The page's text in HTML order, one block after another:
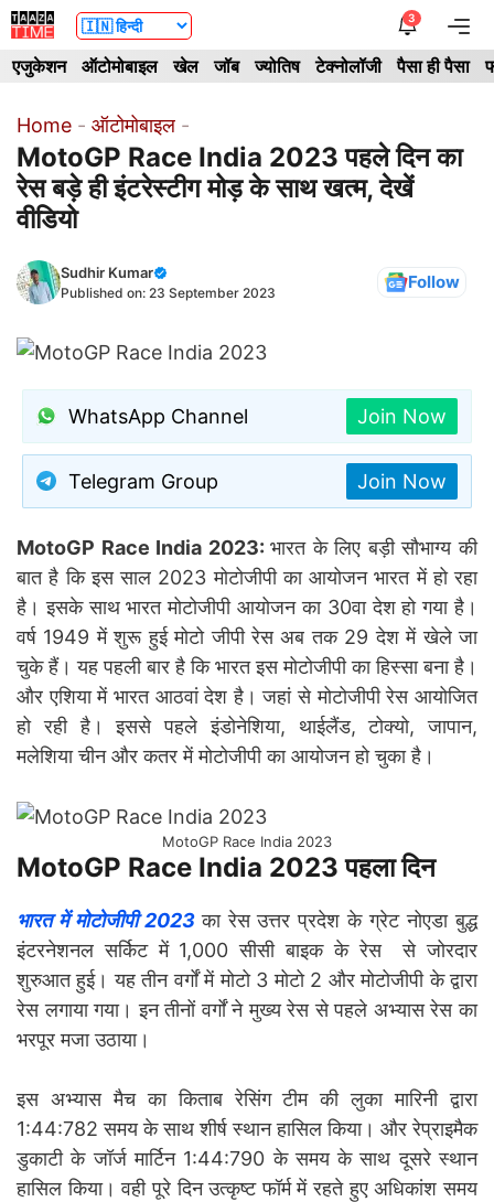
Skip
to
content
3
एजुकेशन ऑटोमोबाइल खेल जॉब ज्योतिष टेक्नोलॉजी पैसा ही पैसा
Home - ऑटोमोबाइल -
MotoGP Race India 2023 पहले दिन का
रेस बड़े ही इंटरेस्टीग मोड़ के साथ खत्म, देखें
वीडियो
Sudhir Kumar
Published on: 23 September 2023 Follow
WhatsApp Channel Join Now
Telegram Group Join Now
MotoGP Race India 2023:भारत के लिए बड़ी सौभाग्य की
बात है कि इस साल 2023 मोटोजीपी का आयोजन भारत में हो रहा
है। इसके साथ भारत मोटोजीपी आयोजन का 30वा देश हो गया है।
वर्ष 1949 में शुरू हुई मोटो जीपी रेस अब तक 29 देश में खेले जा
चुके हैं। यह पहली बार है कि भारत इस मोटोजीपी का हिस्सा बना है।
और एशिया में भारत आठवां देश है। जहां से मोटोजीपी रेस आयोजित
हो रही है। इससे पहले इंडोनेशिया, थाईलैंड, टोक्यो, जापान,
मलेशिया चीन और कतर में मोटोजीपी का आयोजन हो चुका है।
MotoGP Race India 2023
MotoGP Race India 2023 पहला दिन
भारत में मोटोजीपी 2023का रेस उत्तर प्रदेश के ग्रेट नोएडा बुद्ध
इंटरनेशनल सर्किट में 1,000 सीसी बाइक के रेस से जोरदार
शुरुआत हुई। यह तीन वर्गों में मोटो 3 मोटो 2 और मोटोजीपी के द्वारा
रेस लगाया गया। इन तीनों वर्गों ने मुख्य रेस से पहले अभ्यास रेस का
भरपूर मजा उठाया।
इस अभ्यास मैच का किताब रेसिंग टीम की लुका मारिनी द्वारा
1:44:782 समय के साथ शीर्ष स्थान हासिल किया। और रेप्राइमैक
डुकाटी के जॉर्ज मार्टिन 1:44:790 के समय के साथ दूसरे स्थान
हासिल किया। वही पूरे दिन उत्कृष्ट फॉर्म में रहते हुए अधिकांश समय